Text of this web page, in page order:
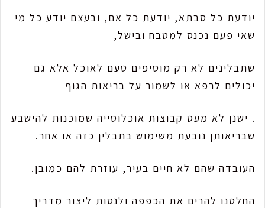
יודעת כל סבתא, יודעת כל אם, ובעצם יודע כל מי
שאי פעם נכנס למטבח ובישל,
שתבלינים לא רק מוסיפים טעם לאוכל אלא גם
יכולים לרפא או לשמור על בריאות הגוף
. ישנן לא מעט קבוצות אוכלוסייה שמוכנות להישבע
שבריאותן נובעת משימוש בתבלין כזה או אחר.
העובדה שהם לא חיים בעיר, עוזרת להם כמובן.
החלטנו להרים את הכפפה ולנסות ליצור מדריך